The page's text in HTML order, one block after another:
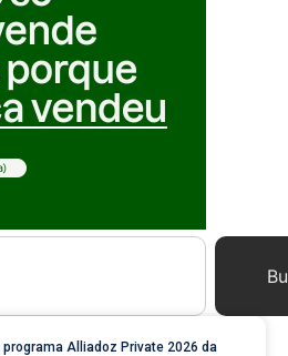
Alliadoz Private 2026 da